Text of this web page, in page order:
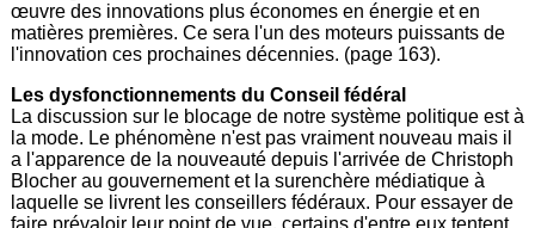
œuvre des innovations plus économes en énergie et en
matières premières. Ce sera l'un des moteurs puissants de
l'innovation ces prochaines décennies. (page 163).
Les dysfonctionnements du Conseil fédéral
La discussion sur le blocage de notre système politique est à
la mode. Le phénomène n'est pas vraiment nouveau mais il
a l'apparence de la nouveauté depuis l'arrivée de Christoph
Blocher au gouvernement et la surenchère médiatique à
laquelle se livrent les conseillers fédéraux. Pour essayer de